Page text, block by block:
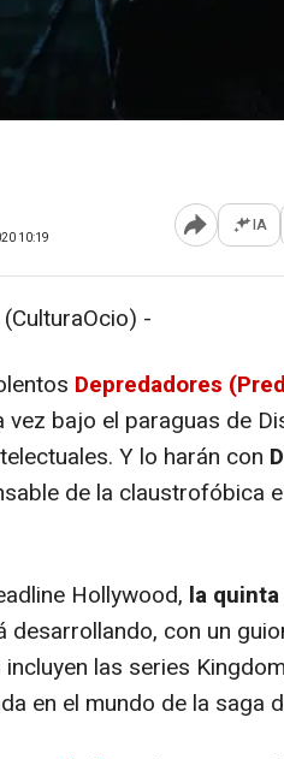
10:19 Abrir IA
-
Depredadores
vez bajo el paraguas de
Y lo harán con
de la claustrofóbica
Hollywood, la
desarrollando, con un
las series
en el mundo de la saga